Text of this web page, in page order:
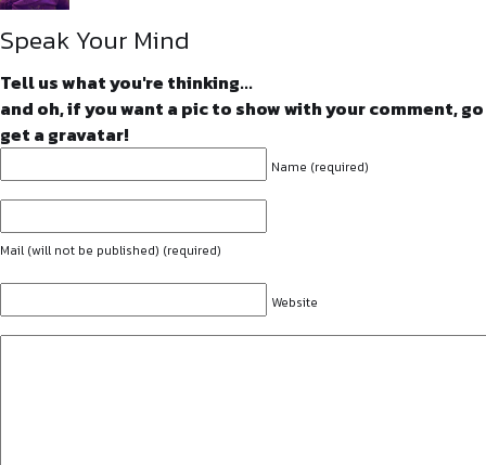
Speak Your Mind
Tell us what you're thinking...
and oh, if you want a pic to show with your comment, go
get a gravatar!
Name (required)
Mail (will not be published) (required)
Website